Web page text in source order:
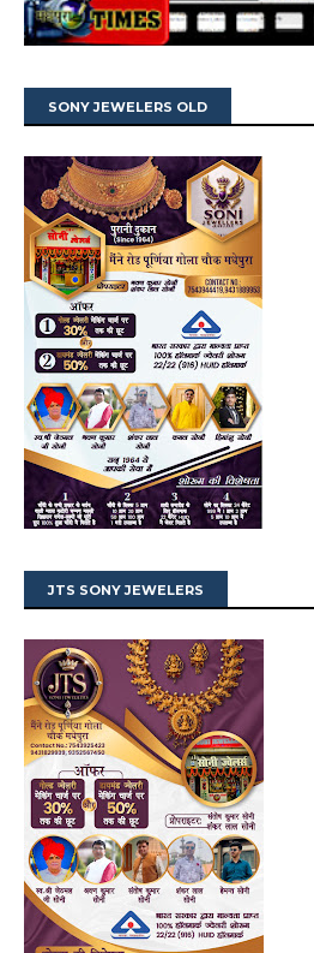
SONY JEWELERS OLD
JTS SONY JEWELERS